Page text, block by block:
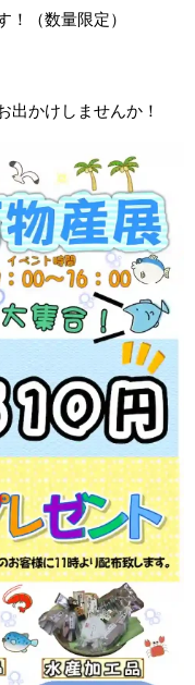
！（数量限定）
出かけしませんか！